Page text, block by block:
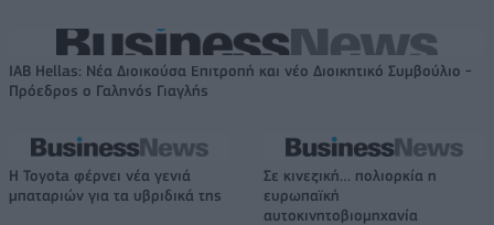
IAB Hellas: Νέα Διοικούσα Επιτροπή και νέο Διοικητικό Συμβούλιο -
Πρόεδρος ο Γαληνός Γιαγλής
Η Toyota φέρνει νέα γενιά
μπαταριών για τα υβριδικά της
Σε κινεζική… πολιορκία η
ευρωπαϊκή
αυτοκινητοβιομηχανία